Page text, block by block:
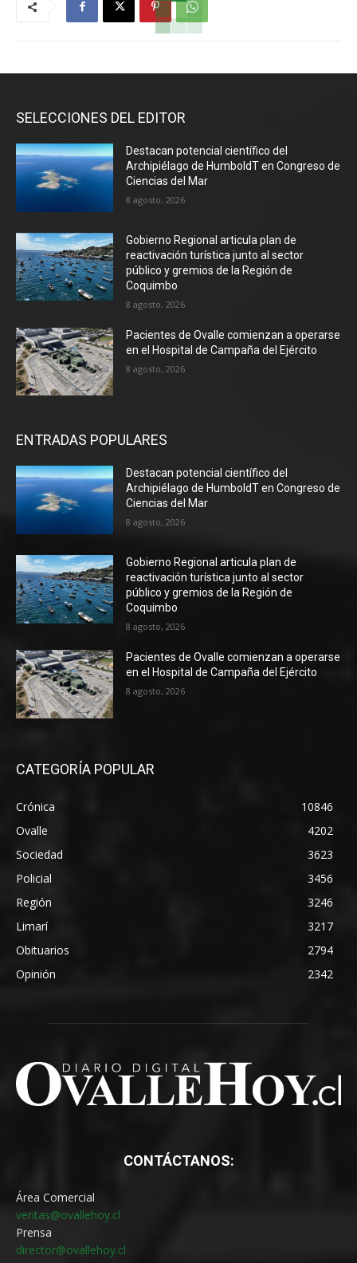
SELECCIONES DEL EDITOR
Destacan potencial científico del
Archipiélago de HumboldT en Congreso de
Ciencias del Mar
8 agosto, 2026
Gobierno Regional articula plan de
reactivación turística junto al sector
público y gremios de la Región de
Coquimbo
8 agosto, 2026
Pacientes de Ovalle comienzan a operarse
en el Hospital de Campaña del Ejército
8 agosto, 2026
ENTRADAS POPULARES
Destacan potencial científico del
Archipiélago de HumboldT en Congreso de
Ciencias del Mar
8 agosto, 2026
Gobierno Regional articula plan de
reactivación turística junto al sector
público y gremios de la Región de
Coquimbo
8 agosto, 2026
Pacientes de Ovalle comienzan a operarse
en el Hospital de Campaña del Ejército
8 agosto, 2026
CATEGORÍA POPULAR
Crónica
10846
Ovalle
4202
Sociedad
3623
Policial
3456
Región
3246
Limarí
3217
Obituarios
2794
Opinión
2342
CONTÁCTANOS:
Área Comercial
ventas@ovallehoy.cl
Prensa
director@ovallehoy.cl